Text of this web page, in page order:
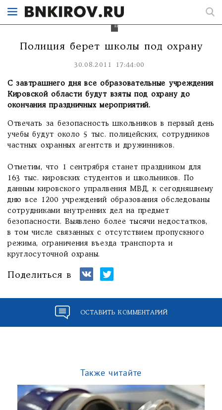
тыс.
полицейских.
Полиция берет школы под охрану
30.08.2011 17:44:00
С завтрашнего дня все образовательные учреждения
Кировской области будут взяты под охрану до
окончания праздничных мероприятий.
Отвечать за безопасность школьников в первый день
учебы будут около 5 тыс. полицейских, сотрудников
частных охранных агентств и дружинников.
Отметим, что 1 сентрября станет праздником для
163 тыс. кировских студентов и школьников. По
данным кировского упралвения МВД, к сегодняшнему
дню все 1200 учреждений образования обследованы
сотрудниками внутренних дел на предмет
безопасности. Выявлено более тысячи недостатков,
в том числе связанных с отсутствием пропускного
режима, ограничения въезда транспорта и
круглосуточной охраны.
Поделиться в
ОСТАВИТЬ КОММЕНТАРИЙ
Также читайте